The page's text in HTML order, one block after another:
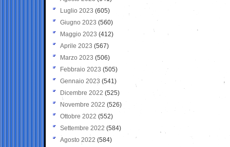
Luglio 2023 (605)
Giugno 2023 (560)
Maggio 2023 (412)
Aprile 2023 (567)
Marzo 2023 (506)
Febbraio 2023 (505)
Gennaio 2023 (541)
Dicembre 2022 (525)
Novembre 2022 (526)
Ottobre 2022 (552)
Settembre 2022 (584)
Agosto 2022 (584)